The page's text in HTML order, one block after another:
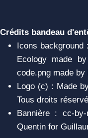
Crédits bandeau
Icons
Ecology made
code.png made
Logo (c) : Made
Tous droits
Bannière : cc-
Quentin for